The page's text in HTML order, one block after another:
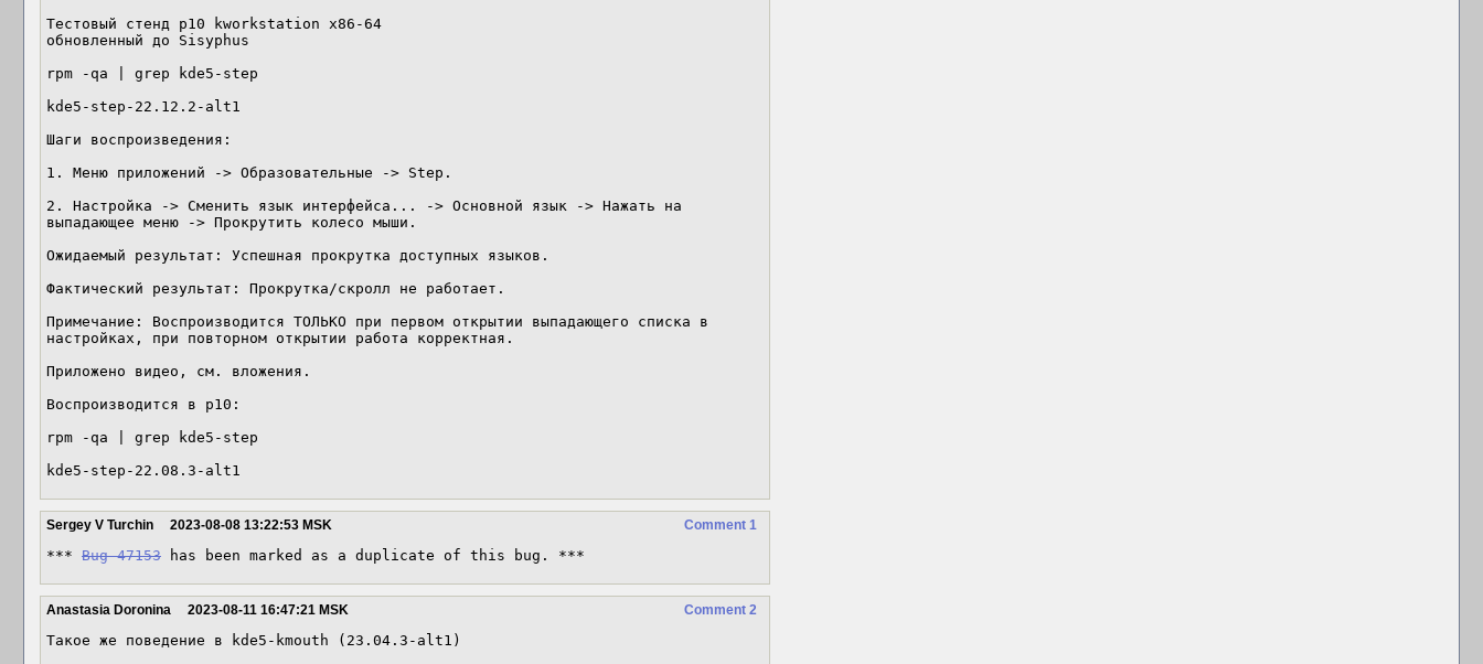
Тестовый стенд p10 kworkstation x86-64
обновленный до Sisyphus
rpm -qa | grep kde5-step
kde5-step-22.12.2-alt1
Шаги воспроизведения:
1. Меню приложений -> Образовательные -> Step.
2. Настройка -> Сменить язык интерфейса... -> Основной язык -> Нажать на
выпадающее меню -> Прокрутить колесо мыши.
Ожидаемый результат: Успешная прокрутка доступных языков.
Фактический результат: Прокрутка/скролл не работает.
Примечание: Воспроизводится ТОЛЬКО при первом открытии выпадающего списка в
настройках, при повторном открытии работа корректная.
Приложено видео, см. вложения.
Воспроизводится в р10:
rpm -qa | grep kde5-step
kde5-step-22.08.3-alt1
Comment 1
Sergey V Turchin 2023-08-08 13:22:53 MSK
*** Bug 47153 has been marked as a duplicate of this bug. ***
Comment 2
Anastasia Doronina 2023-08-11 16:47:21 MSK
Такое же поведение в kde5-kmouth (23.04.3-alt1)